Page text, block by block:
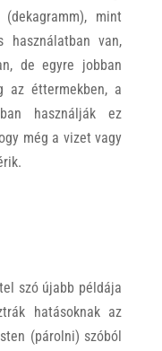
mint
használatban van,
de egyre jobban
az éttermekben, a
használják ez
még a vizet vagy
szó újabb példája
hatásoknak az
(párolni) szóból